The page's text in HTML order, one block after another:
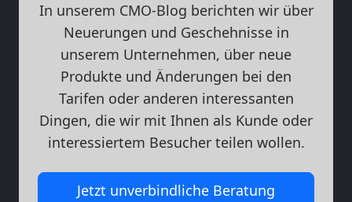
In unserem CMO-Blog berichten wir über
Neuerungen und Geschehnisse in
unserem Unternehmen, über neue
Produkte und Änderungen bei den
Tarifen oder anderen interessanten
Dingen, die wir mit Ihnen als Kunde oder
interessiertem Besucher teilen wollen.
Jetzt unverbindliche Beratung